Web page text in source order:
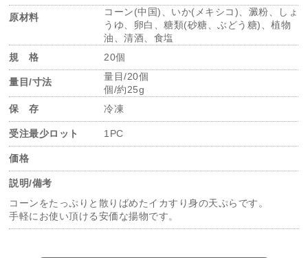
原材料
コーン(中国)、いか(メキシコ)、澱粉、しょ
うゆ、卵白、糖類(砂糖、ぶどう糖)、植物
油、清酒、食塩
規 格
20個
量目/寸法
量目/20個
個/約25g
保 存
冷凍
受注最少ロット 1PC
価格
説明/備考
コーンをたっぷりと散りばめたイカすり身の天ぷらです。
手軽にお使い頂ける安価な揚物です。